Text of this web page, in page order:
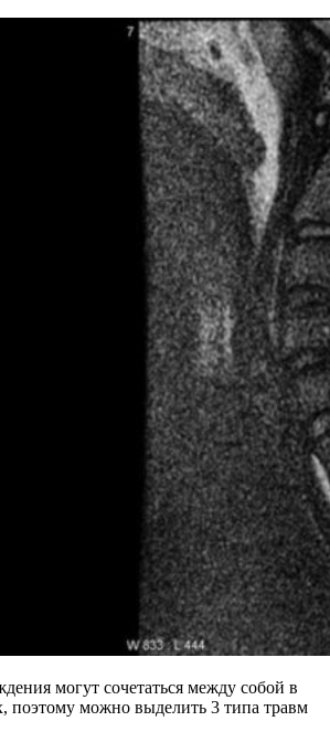
могут сочетаться между собой в
поэтому можно выделить 3 типа травм